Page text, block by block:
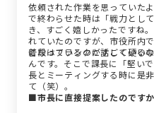
依頼された作業を思っていた
で終わらせた時は「戦力とし
き、すごく嬉しかったですね
れていたのですが、市役所内
になっているのがすごく硬い
普段はフランクに話している
んです。そこで課長に「堅い
長とミーティングする時に是
て（笑）。
■市長に直接提案したのです